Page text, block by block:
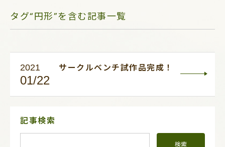
タグ“円形”を含む記事一覧
2021
01/22
サークルベンチ試作品完成！
サ
記事検索